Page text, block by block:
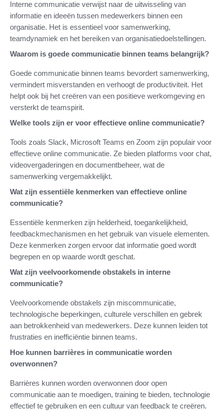
Interne communicatie verwijst naar de uitwisseling van
informatie en ideeën tussen medewerkers binnen een
organisatie. Het is essentieel voor samenwerking,
teamdynamiek en het bereiken van organisatiedoelstellingen.
Waarom is goede communicatie binnen teams belangrijk?
Goede communicatie binnen teams bevordert samenwerking,
vermindert misverstanden en verhoogt de productiviteit. Het
helpt ook bij het creëren van een positieve werkomgeving en
versterkt de teamspirit.
Welke tools zijn er voor effectieve online communicatie?
Tools zoals Slack, Microsoft Teams en Zoom zijn populair voor
effectieve online communicatie. Ze bieden platforms voor chat,
videovergaderingen en documentbeheer, wat de
samenwerking vergemakkelijkt.
Wat zijn essentiële kenmerken van effectieve online
communicatie?
Essentiële kenmerken zijn helderheid, toegankelijkheid,
feedbackmechanismen en het gebruik van visuele elementen.
Deze kenmerken zorgen ervoor dat informatie goed wordt
begrepen en op waarde wordt geschat.
Wat zijn veelvoorkomende obstakels in interne
communicatie?
Veelvoorkomende obstakels zijn miscommunicatie,
technologische beperkingen, culturele verschillen en gebrek
aan betrokkenheid van medewerkers. Deze kunnen leiden tot
frustraties en inefficiëntie binnen teams.
Hoe kunnen barrières in communicatie worden
overwonnen?
Barrières kunnen worden overwonnen door open
communicatie aan te moedigen, training te bieden, technologie
effectief te gebruiken en een cultuur van feedback te creëren.